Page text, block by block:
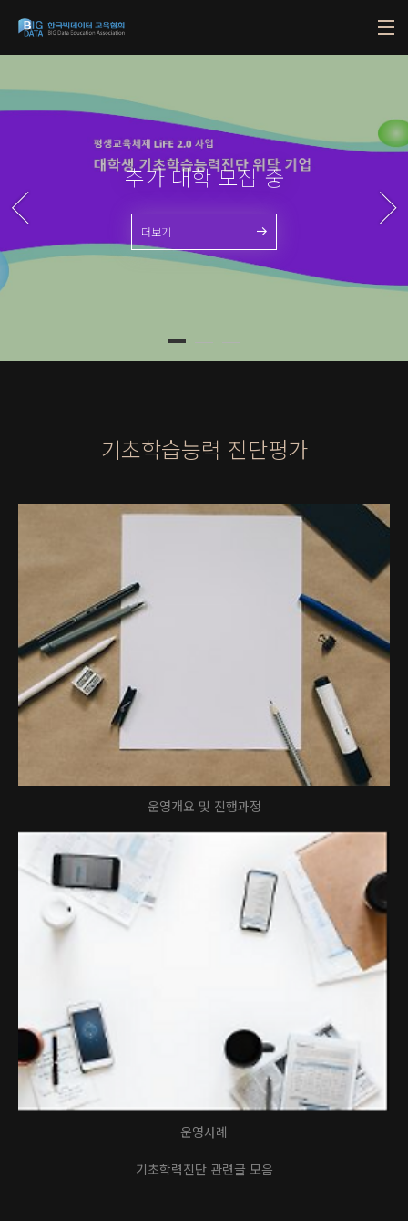
추가 대학 모집 중
더보기
기초학습능력 진단평가
운영개요 및 진행과정
운영사례
기초학력진단 관련글 모음